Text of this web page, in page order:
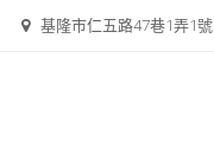
基隆市仁五路47巷1弄1號